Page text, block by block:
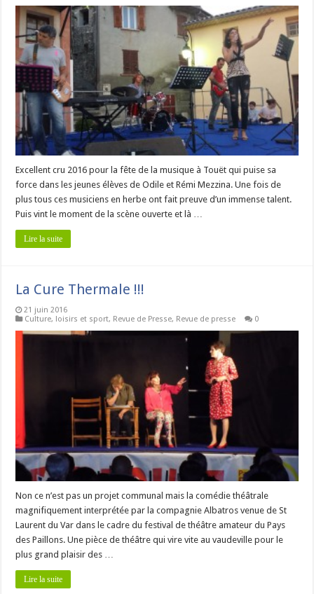
Excellent cru 2016 pour la fête de la musique à Touët qui puise sa
force dans les jeunes élèves de Odile et Rémi Mezzina. Une fois de
plus tous ces musiciens en herbe ont fait preuve d’un immense talent.
Puis vint le moment de la scène ouverte et là …
Lire la suite
La Cure Thermale !!!
21 juin 2016
Culture, loisirs et sport, Revue de Presse, Revue de presse 0
Non ce n’est pas un projet communal mais la comédie théâtrale
magnifiquement interprétée par la compagnie Albatros venue de St
Laurent du Var dans le cadre du festival de théâtre amateur du Pays
des Paillons. Une pièce de théâtre qui vire vite au vaudeville pour le
plus grand plaisir des …
Lire la suite